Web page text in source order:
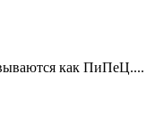
как ПиПеЦ....